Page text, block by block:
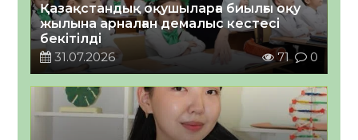
Қазақстандық оқушыларға биылғы оқу
жылына арналған демалыс кестесі
бекітілді
31.07.2026
71 0